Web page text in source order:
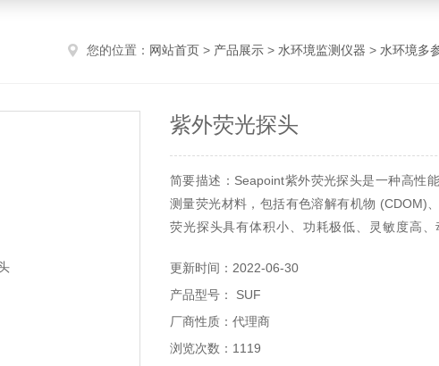
您的位置： 网站首页 > 产品展示 > 水环境监测仪器 > 水环境多
紫外荧光探头
简要描述：Seapoint紫外荧光探头是一种高性
测量荧光材料，包括有色溶解有机物 (CDOM)
荧光探头具有体积小、功耗极低、灵敏度高
灵活性。Seapoint紫外荧光探头使用调制的紫
发。
更新时间：2022-06-30
产品型号： SUF
厂商性质：代理商
浏览次数：1119